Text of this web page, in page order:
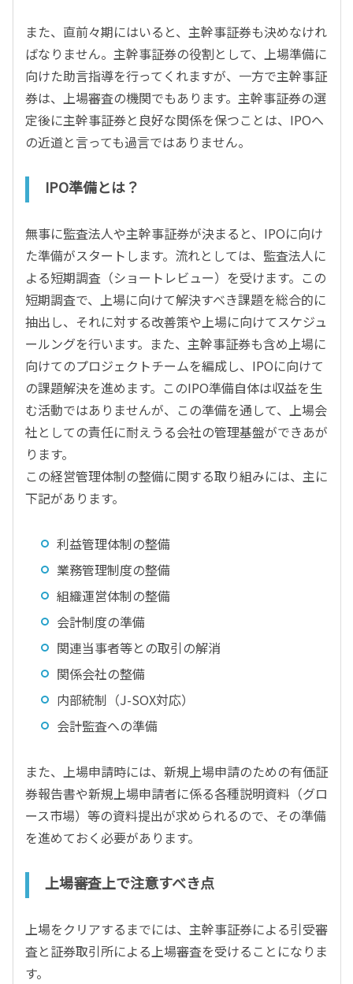
また、直前々期にはいると、主幹事証券も決めなけれ
ばなりません。主幹事証券の役割として、上場準備に
向けた助言指導を行ってくれますが、一方で主幹事証
券は、上場審査の機関でもあります。主幹事証券の選
定後に主幹事証券と良好な関係を保つことは、IPOへ
の近道と言っても過言ではありません。
IPO準備とは？
無事に監査法人や主幹事証券が決まると、IPOに向け
た準備がスタートします。流れとしては、監査法人に
よる短期調査（ショートレビュー）を受けます。この
短期調査で、上場に向けて解決すべき課題を総合的に
抽出し、それに対する改善策や上場に向けてスケジュ
ールングを行います。また、主幹事証券も含め上場に
向けてのプロジェクトチームを編成し、IPOに向けて
の課題解決を進めます。このIPO準備自体は収益を生
む活動ではありませんが、この準備を通して、上場会
社としての責任に耐えうる会社の管理基盤ができあが
ります。
この経営管理体制の整備に関する取り組みには、主に
下記があります。
利益管理体制の整備
業務管理制度の整備
組織運営体制の整備
会計制度の準備
関連当事者等との取引の解消
関係会社の整備
内部統制（J-SOX対応）
会計監査への準備
また、上場申請時には、新規上場申請のための有価証
券報告書や新規上場申請者に係る各種説明資料（グロ
ース市場）等の資料提出が求められるので、その準備
を進めておく必要があります。
上場審査上で注意すべき点
上場をクリアするまでには、主幹事証券による引受審
査と証券取引所による上場審査を受けることになりま
す。